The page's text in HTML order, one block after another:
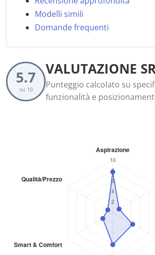
Modelli simili
Domande frequenti
5.7
su 10
VALUTAZIONE
Punteggio calcolato su
funzionalità e